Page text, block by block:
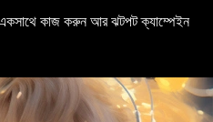
কাজ করুন আর ঝটপট ক্যাম্পেইন